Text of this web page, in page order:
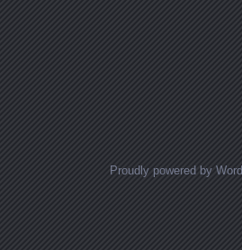
Proudly powered by